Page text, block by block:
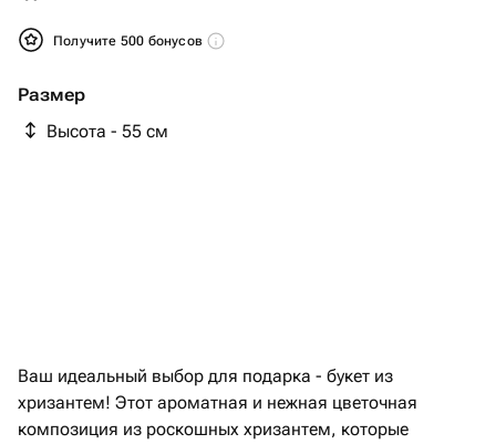
Получите 500 бонусов
Размер
Высота - 55 см
Ваш идеальный выбор для подарка - букет из
хризантем! Этот ароматная и нежная цветочная
композиция из роскошных хризантем, которые